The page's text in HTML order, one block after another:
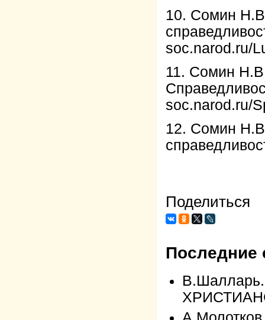
10. Сомин
soc.narod.ru/
11. Сомин
soc.narod.ru/
12. Сомин
Поделиться
Последние